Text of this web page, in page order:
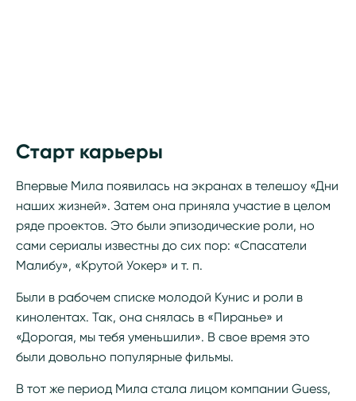
Старт карьеры
Впервые Мила появилась на экранах в телешоу «Дни
наших жизней». Затем она приняла участие в целом
ряде проектов. Это были эпизодические роли, но
сами сериалы известны до сих пор: «Спасатели
Малибу», «Крутой Уокер» и т. п.
Были в рабочем списке молодой Кунис и роли в
кинолентах. Так, она снялась в «Пиранье» и
«Дорогая, мы тебя уменьшили». В свое время это
были довольно популярные фильмы.
В тот же период Мила стала лицом компании Guess,